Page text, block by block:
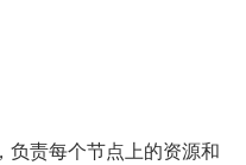
负责每个节点上的资源和